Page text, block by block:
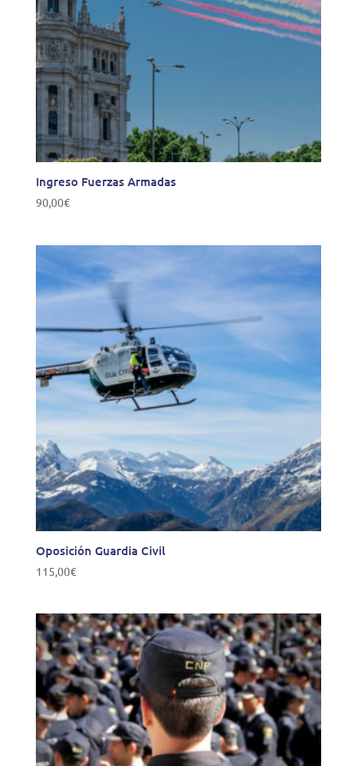
Ingreso Fuerzas Armadas
90,00€
Oposición Guardia Civil
115,00€